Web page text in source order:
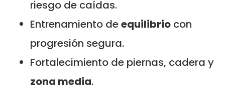
riesgo de caídas.
Entrenamiento deequilibrio con
progresión segura.
Fortalecimiento de piernas, cadera y
zona media.